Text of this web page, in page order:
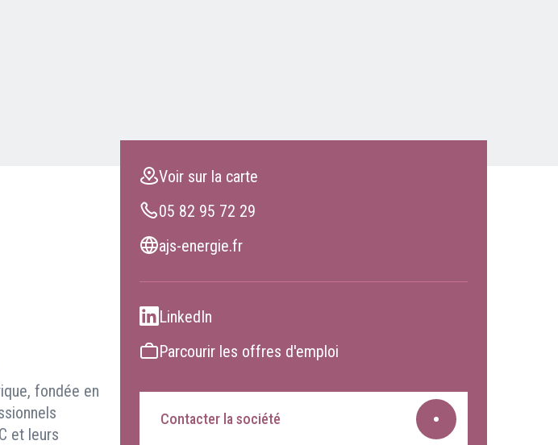
Voir sur la carte
05 82 95 72 29
ajs-energie.fr
LinkedIn
Parcourir les offres d'emploi
Contacter la société
fondée en
et leurs